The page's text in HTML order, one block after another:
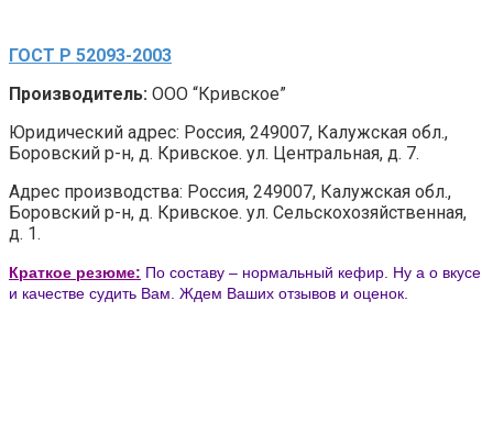
ГОСТ Р 52093-2003
Производитель: ООО “Кривское”
Юридический адрес: Россия, 249007, Калужская обл.,
Боровский р-н, д. Кривское. ул. Центральная, д. 7.
Адрес производства: Россия, 249007, Калужская обл.,
Боровский р-н, д. Кривское. ул. Сельскохозяйственная,
д. 1.
Краткое резюме: По составу – нормальный кефир. Ну а о вкусе
и качестве судить Вам. Ждем Ваших отзывов и оценок.